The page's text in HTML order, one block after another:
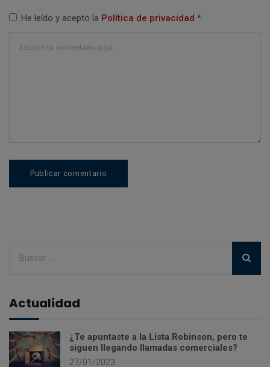
He leído y acepto la Política de privacidad *
Actualidad
¿Te apuntaste a la Lista Robinson, pero te
siguen llegando llamadas comerciales?
27/01/2023